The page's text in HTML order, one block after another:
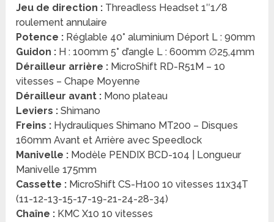
Jeu de direction : Threadless Headset 1″1/8
roulement annulaire
Potence : Réglable 40° aluminium Déport L : 90mm
Guidon : H : 100mm 5° d’angle L : 600mm ∅25,4mm
Dérailleur arrière : MicroShift RD-R51M – 10
vitesses – Chape Moyenne
Dérailleur avant : Mono plateau
Leviers : Shimano
Freins : Hydrauliques Shimano MT200 – Disques
160mm Avant et Arrière avec Speedlock
Manivelle : Modèle PENDIX BCD-104 | Longueur
Manivelle 175mm
Cassette : MicroShift CS-H100 10 vitesses 11x34T
(11-12-13-15-17-19-21-24-28-34)
Chaîne : KMC X10 10 vitesses